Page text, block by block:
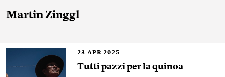
Martin Zinggl
23 APR 2025
Tutti pazzi per la quinoa